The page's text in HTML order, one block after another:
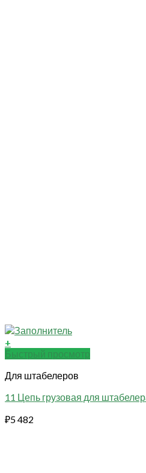
+
Быстрый просмотр
Для штабелеров
11 Цепь грузовая для
₽5 482